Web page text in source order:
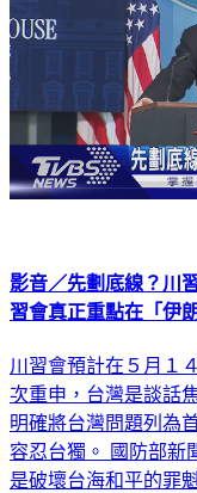
影音／先劃底線？川
習會真正重點在「伊朗
川習會預計在５月１
次重申，台灣是談話
明確將台灣問題列為
容忍台獨。 國防部新
是破壞台海和平的罪